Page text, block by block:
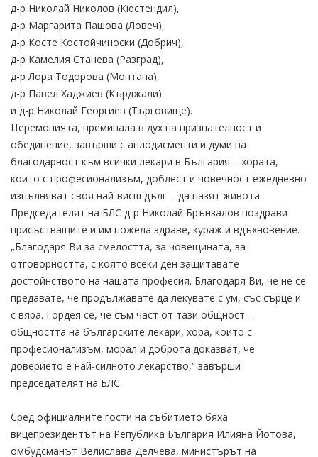
д-р Николай Николов (Кюстендил),
д-р Маргарита Пашова (Ловеч),
д-р Косте Костойчиноски (Добрич),
д-р Камелия Станева (Разград),
д-р Лора Тодорова (Монтана),
д-р Павел Хаджиев (Кърджали)
и д-р Николай Георгиев (Търговище).
Церемонията, преминала в дух на признателност и
обединение, завърши с аплодисменти и думи на
благодарност към всички лекари в България – хората,
които с професионализъм, доблест и човечност ежедневно
изпълняват своя най-висш дълг – да пазят живота.
Председателят на БЛС д-р Николай Брънзалов поздрави
присъстващите и им пожела здраве, кураж и вдъхновение.
„Благодаря Ви за смелостта, за човещината, за
отговорността, с която всеки ден защитавате
достойнството на нашата професия. Благодаря Ви, че не се
предавате, че продължавате да лекувате с ум, със сърце и
с вяра. Гордея се, че съм част от тази общност –
общността на българските лекари, хора, които с
професионализъм, морал и доброта доказват, че
доверието е най-силното лекарство,“ завърши
председателят на БЛС.
Сред официалните гости на събитието бяха
вицепрезидентът на Република България Илияна Йотова,
омбудсманът Велислава Делчева, министърът на